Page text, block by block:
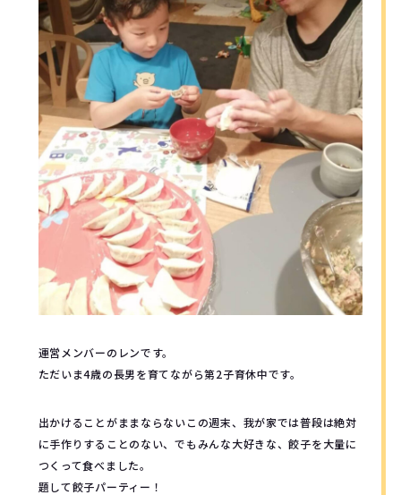
運営メンバーのレンです。
ただいま4歳の長男を育てながら第2子育休中です。
出かけることがままならないこの週末、我が家では普段は絶対
に手作りすることのない、でもみんな大好きな、餃子を大量に
つくって食べました。
題して餃子パーティー！